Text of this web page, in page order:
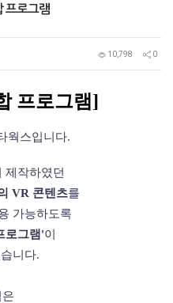
프로그램
10,798 0
프로그램]
웍스입니다.
제작하였던
VR 콘텐츠를
가능하도록
로그램'이
니다.
은